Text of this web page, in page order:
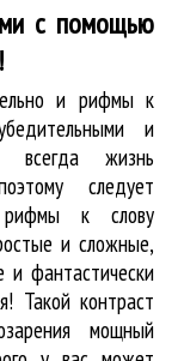
с помощью
и рифмы к
и
всегда жизнь
следует
рифмы к слову
и сложные,
и фантастически
Такой контраст
мощный